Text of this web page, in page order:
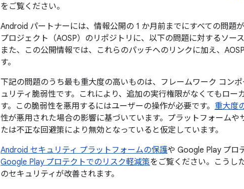
をご覧ください。
Android パートナーには、情報公開の 1 か月前までにすべての問題
プロジェクト（AOSP）のリポジトリに、以下の問題に対するソー
また、この公開情報では、これらのパッチへのリンクに加え、
す。
下記の問題のうち最も重大度の高いものは、フレームワーク コン
ュリティ脆弱性です。これにより、追加の実行権限がなくてもロー
す。この脆弱性を悪用するにはユーザーの操作が必要です。 重大度
性が悪用された場合の影響に基づいています。プラットフォーム
たは不正な回避策により無効となっていると仮定しています。
Android セキュリティ プラットフォームの保護や Google Play プロ
Google Play プロテクトでのリスク軽減策をご覧ください。こうし
のセキュリティが改善されます。